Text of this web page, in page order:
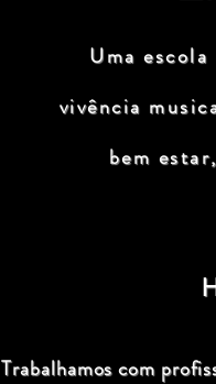
Uma
vivência
bem
Trabalhamos com